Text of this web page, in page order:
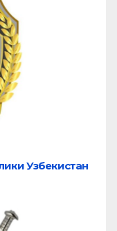
Узбекистан